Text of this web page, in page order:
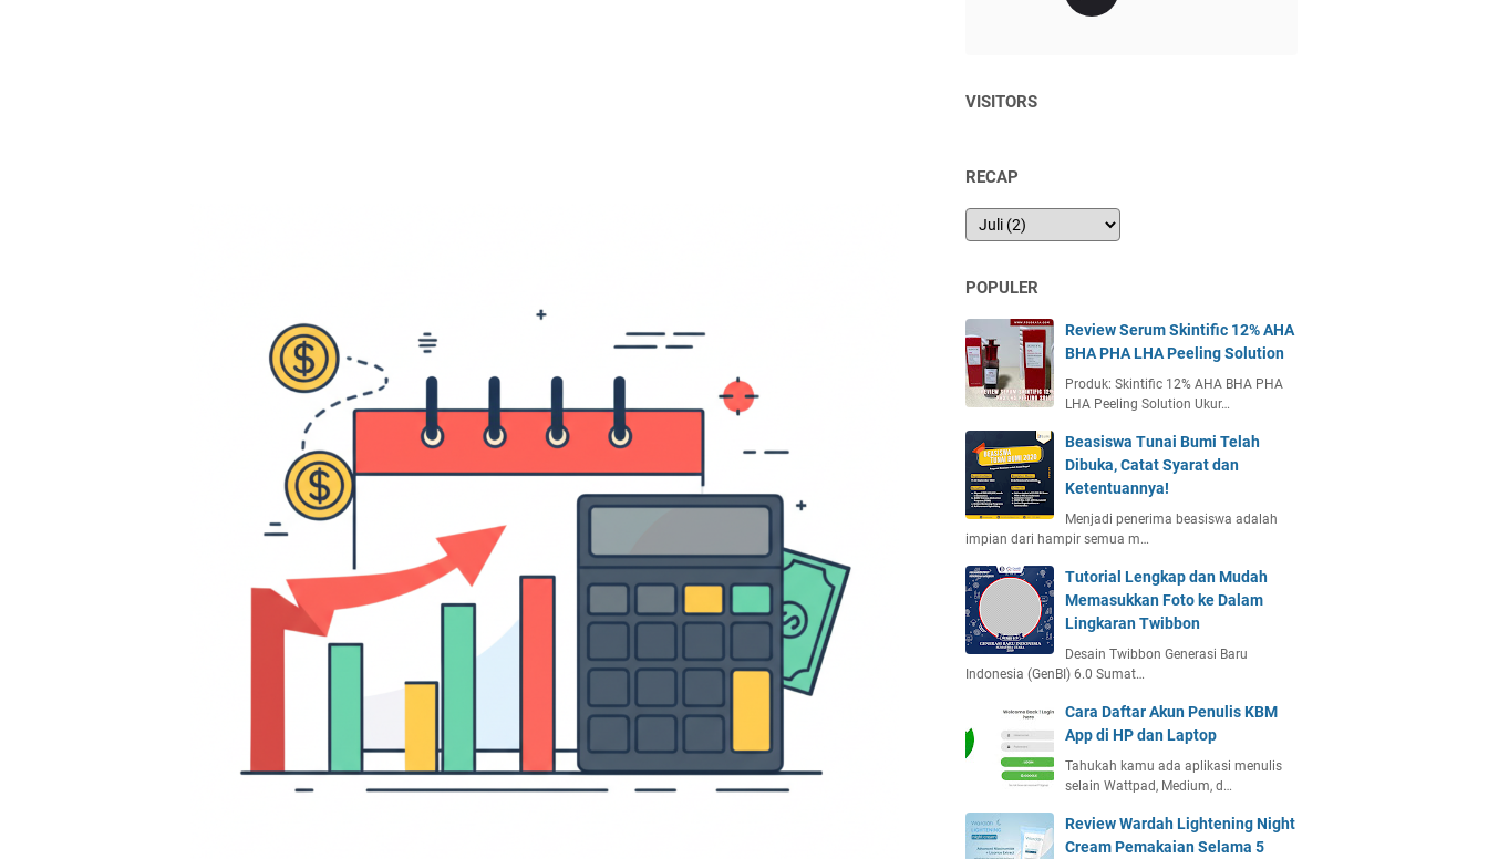
VISITORS
RECAP
POPULER
Review Serum Skintific 12% AHA
BHA PHA LHA Peeling Solution
Produk: Skintific 12% AHA BHA PHA
LHA Peeling Solution Ukur…
Beasiswa Tunai Bumi Telah
Dibuka, Catat Syarat dan
Ketentuannya!
Menjadi penerima beasiswa adalah
impian dari hampir semua m…
Tutorial Lengkap dan Mudah
Memasukkan Foto ke Dalam
Lingkaran Twibbon
Desain Twibbon Generasi Baru
Indonesia (GenBI) 6.0 Sumat…
Cara Daftar Akun Penulis KBM
App di HP dan Laptop
Tahukah kamu ada aplikasi menulis
selain Wattpad, Medium, d…
Review Wardah Lightening Night
Cream Pemakaian Selama 5